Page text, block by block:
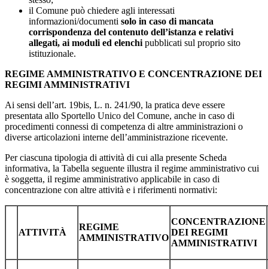
il Comune può chiedere agli interessati
informazioni/documenti solo in caso di mancata
corrispondenza del contenuto dell’istanza e relativi
allegati, ai moduli ed elenchi pubblicati sul proprio sito
istituzionale.
REGIME AMMINISTRATIVO E CONCENTRAZIONE DEI
REGIMI AMMINISTRATIVI
Ai sensi dell’art. 19bis, L. n. 241/90, la pratica deve essere
presentata allo Sportello Unico del Comune, anche in caso di
procedimenti connessi di competenza di altre amministrazioni o
diverse articolazioni interne dell’amministrazione ricevente.
Per ciascuna tipologia di attività di cui alla presente Scheda
informativa, la Tabella seguente illustra il regime amministrativo cui
è soggetta, il regime amministrativo applicabile in caso di
concentrazione con altre attività e i riferimenti normativi:
ATTIVITÀ
REGIME
AMMINISTRATIVO
CONCENTRAZIONE
DEI REGIMI
AMMINISTRATIVI